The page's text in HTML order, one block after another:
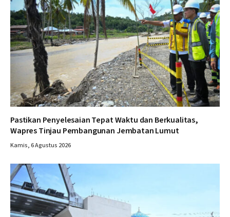
Pastikan Penyelesaian Tepat Waktu dan Berkualitas,
Wapres Tinjau Pembangunan Jembatan Lumut
Kamis, 6 Agustus 2026